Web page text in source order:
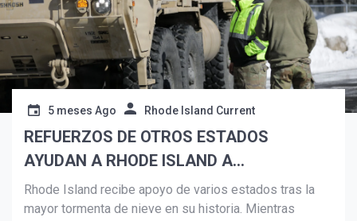
5 meses Ago Rhode Island Current
REFUERZOS DE OTROS ESTADOS
AYUDAN A RHODE ISLAND A
RECUPERARSE TRAS HISTÓRICA
TORMENTA DE NIEVE
Rhode Island recibe apoyo de varios estados tras la
mayor tormenta de nieve en su historia. Mientras